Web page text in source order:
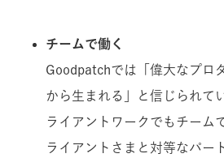
チームで働く
Goodpatchでは「偉大なプロ
から生まれる」と信じられて
ライアントワークでもチーム
ライアントさまと対等なパー